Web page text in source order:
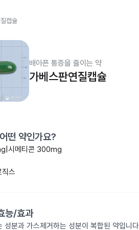
캡슐
배아픈 통증을 줄이는 약
가베스판연질캡슐
떤 약인가요?
시메티콘 300mg
스
능/효과
성분과 가스제거하는 성분이 복합된 약입니